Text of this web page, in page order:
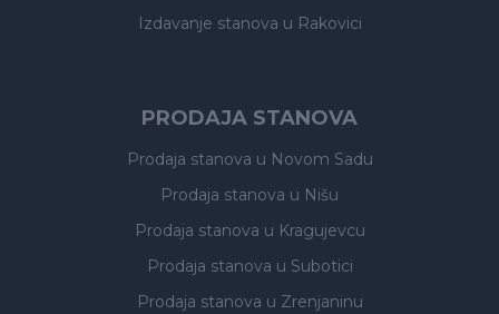
Izdavanje stanova u Rakovici
PRODAJA STANOVA
Prodaja stanova u Novom Sadu
Prodaja stanova u Nišu
Prodaja stanova u Kragujevcu
Prodaja stanova u Subotici
Prodaja stanova u Zrenjaninu